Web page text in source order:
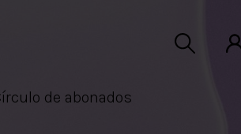
de abonados